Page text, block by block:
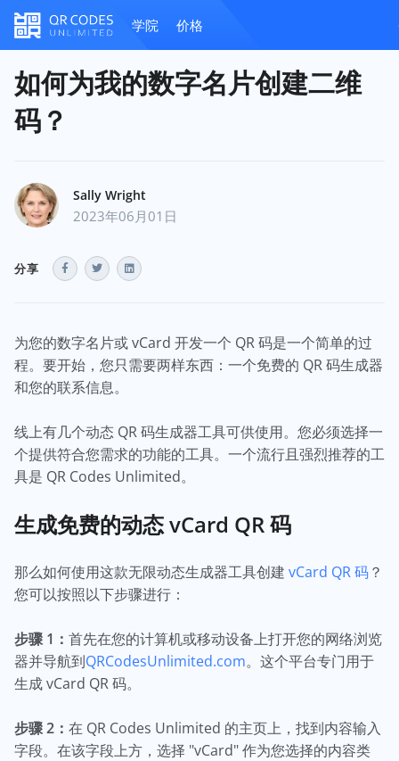
学院 价格
如何为我的数字名片创建二维
码？
Sally Wright
2023年06月01日
分享
为您的数字名片或 vCard 开发一个 QR 码是一个简单的过
程。要开始，您只需要两样东西：一个免费的 QR 码生成器
和您的联系信息。
线上有几个动态 QR 码生成器工具可供使用。您必须选择一
个提供符合您需求的功能的工具。一个流行且强烈推荐的工
具是 QR Codes Unlimited。
生成免费的动态 vCard QR 码
那么如何使用这款无限动态生成器工具创建 vCard QR 码？
您可以按照以下步骤进行：
步骤 1： 首先在您的计算机或移动设备上打开您的网络浏览
器并导航到QRCodesUnlimited.com。这个平台专门用于
生成 vCard QR 码。
步骤 2： 在 QR Codes Unlimited 的主页上，找到内容输入
字段。在该字段上方，选择 "vCard" 作为您选择的内容类